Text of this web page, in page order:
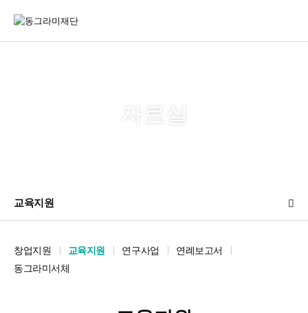
자료실
교육지원
창업지원 교육지원 연구사업
연례보고서
동그라미서체